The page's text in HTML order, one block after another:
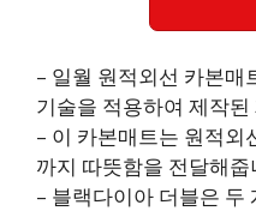
– 일월 원적외선 카본매
기술을 적용하여 제작
– 이 카본매트는 원적외
까지 따뜻함을 전달해줍
– 블랙다이아 더블은 두